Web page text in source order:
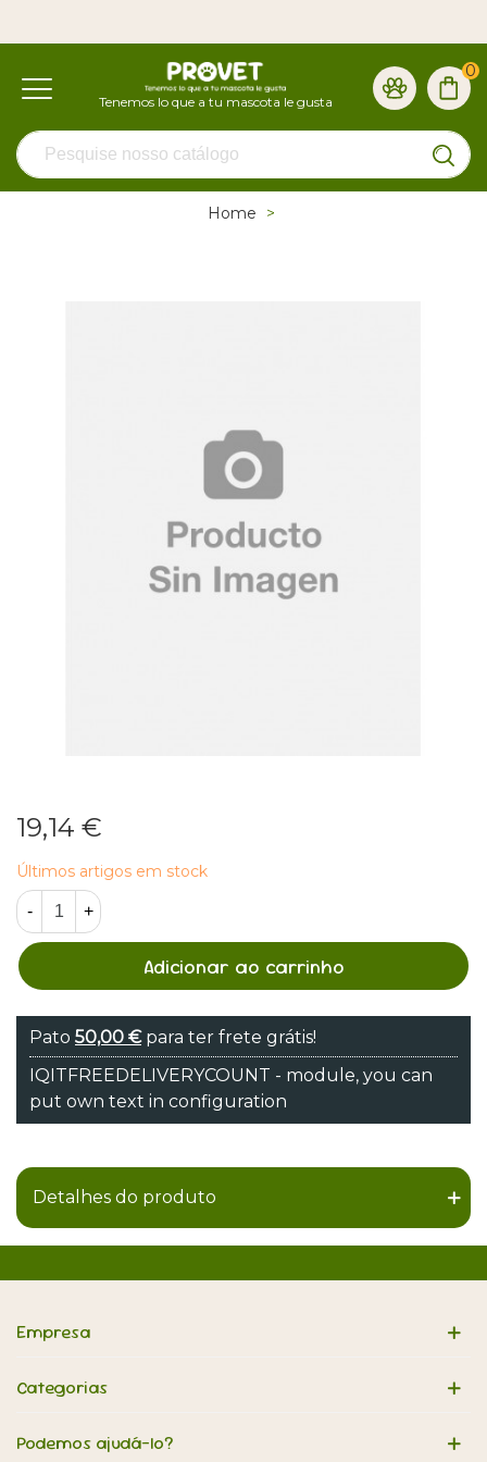
0
Home >
19,14 €
Últimos artigos em stock
- +
Adicionar ao carrinho
Pato 50,00 €para ter frete grátis!
IQITFREEDELIVERYCOUNT - module, you can
put own text in configuration
Detalhes do produto
Empresa
Categorias
Podemos ajudá-lo?